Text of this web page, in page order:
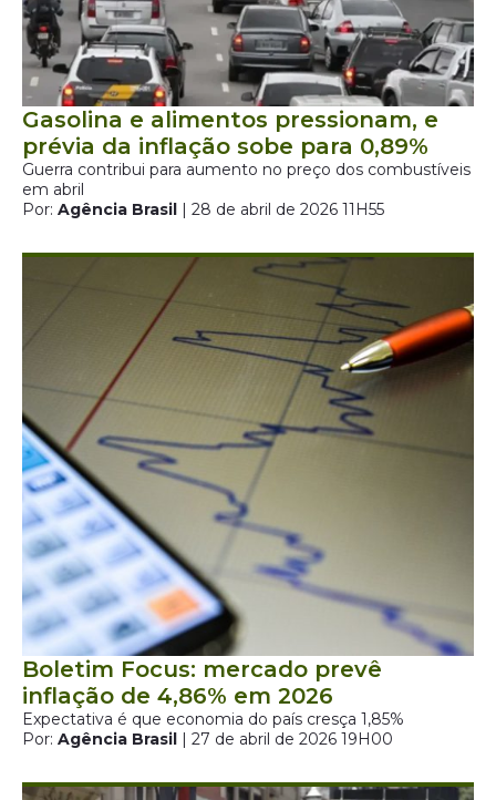
Gasolina e alimentos pressionam, e
prévia da inflação sobe para 0,89%
Guerra contribui para aumento no preço dos combustíveis
em abril
Por: Agência Brasil | 28 de abril de 2026 11H55
Boletim Focus: mercado prevê
inflação de 4,86% em 2026
Expectativa é que economia do país cresça 1,85%
Por: Agência Brasil | 27 de abril de 2026 19H00